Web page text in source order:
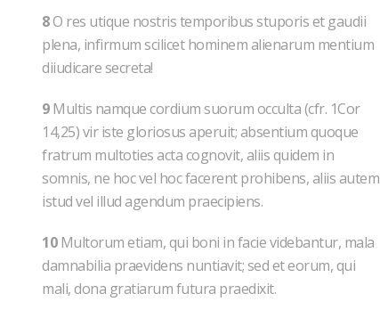
8O res utique nostris temporibus stuporis et gaudii
plena, infirmum scilicet hominem alienarum mentium
diiudicare secreta!
9Multis namque cordium suorum occulta (cfr. 1Cor
14,25) vir iste gloriosus aperuit; absentium quoque
fratrum multoties acta cognovit, aliis quidem in
somnis, ne hoc vel hoc facerent prohibens, aliis autem
istud vel illud agendum praecipiens.
10Multorum etiam, qui boni in facie videbantur, mala
damnabilia praevidens nuntiavit; sed et eorum, qui
mali, dona gratiarum futura praedixit.